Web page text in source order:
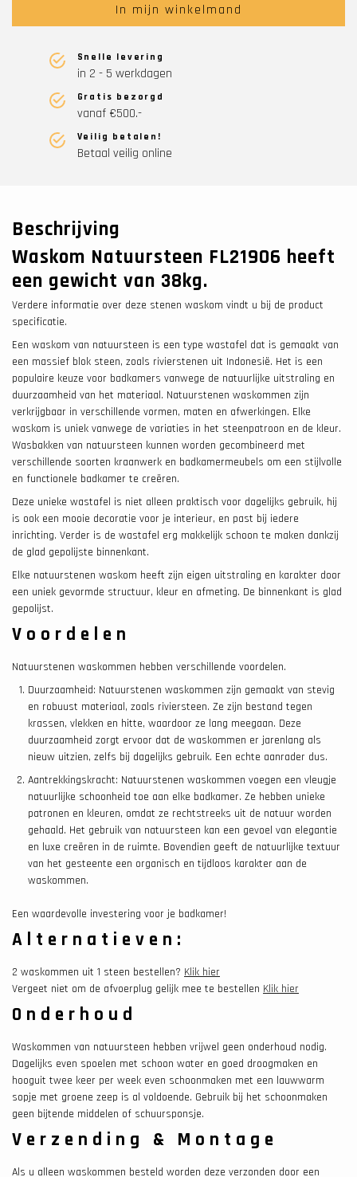
In mijn winkelmand
Snelle levering
in 2 - 5 werkdagen
Gratis bezorgd
vanaf €500.-
Veilig betalen!
Betaal veilig online
Beschrijving
Waskom Natuursteen FL21906 heeft
een gewicht van 38kg.
Verdere informatie over deze stenen waskom vindt u bij de product
specificatie.
Een waskom van natuursteen is een type wastafel dat is gemaakt van
een massief blok steen, zoals rivierstenen uit Indonesië. Het is een
populaire keuze voor badkamers vanwege de natuurlijke uitstraling en
duurzaamheid van het materiaal. Natuurstenen waskommen zijn
verkrijgbaar in verschillende vormen, maten en afwerkingen. Elke
waskom is uniek vanwege de variaties in het steenpatroon en de kleur.
Wasbakken van natuursteen kunnen worden gecombineerd met
verschillende soorten kraanwerk en badkamermeubels om een stijlvolle
en functionele badkamer te creëren.
Deze unieke wastafel is niet alleen praktisch voor dagelijks gebruik, hij
is ook een mooie decoratie voor je interieur, en past bij iedere
inrichting. Verder is de wastafel erg makkelijk schoon te maken dankzij
de glad gepolijste binnenkant.
Elke natuurstenen waskom heeft zijn eigen uitstraling en karakter door
een uniek gevormde structuur, kleur en afmeting. De binnenkant is glad
gepolijst.
Voordelen
Natuurstenen waskommen hebben verschillende voordelen.
Duurzaamheid: Natuurstenen waskommen zijn gemaakt van stevig
en robuust materiaal, zoals riviersteen. Ze zijn bestand tegen
krassen, vlekken en hitte, waardoor ze lang meegaan. Deze
duurzaamheid zorgt ervoor dat de waskommen er jarenlang als
nieuw uitzien, zelfs bij dagelijks gebruik. Een echte aanrader dus.
Aantrekkingskracht: Natuurstenen waskommen voegen een vleugje
natuurlijke schoonheid toe aan elke badkamer. Ze hebben unieke
patronen en kleuren, omdat ze rechtstreeks uit de natuur worden
gehaald. Het gebruik van natuursteen kan een gevoel van elegantie
en luxe creëren in de ruimte. Bovendien geeft de natuurlijke textuur
van het gesteente een organisch en tijdloos karakter aan de
waskommen.
Een waardevolle investering voor je badkamer!
Alternatieven:
2 waskommen uit 1 steen bestellen? Klik hier
Vergeet niet om de afvoerplug gelijk mee te bestellen Klik hier
Onderhoud
Waskommen van natuursteen hebben vrijwel geen onderhoud nodig.
Dagelijks even spoelen met schoon water en goed droogmaken en
hooguit twee keer per week even schoonmaken met een lauwwarm
sopje met groene zeep is al voldoende. Gebruik bij het schoonmaken
geen bijtende middelen of schuursponsje.
Verzending & Montage
Als u alleen waskommen besteld worden deze verzonden door een